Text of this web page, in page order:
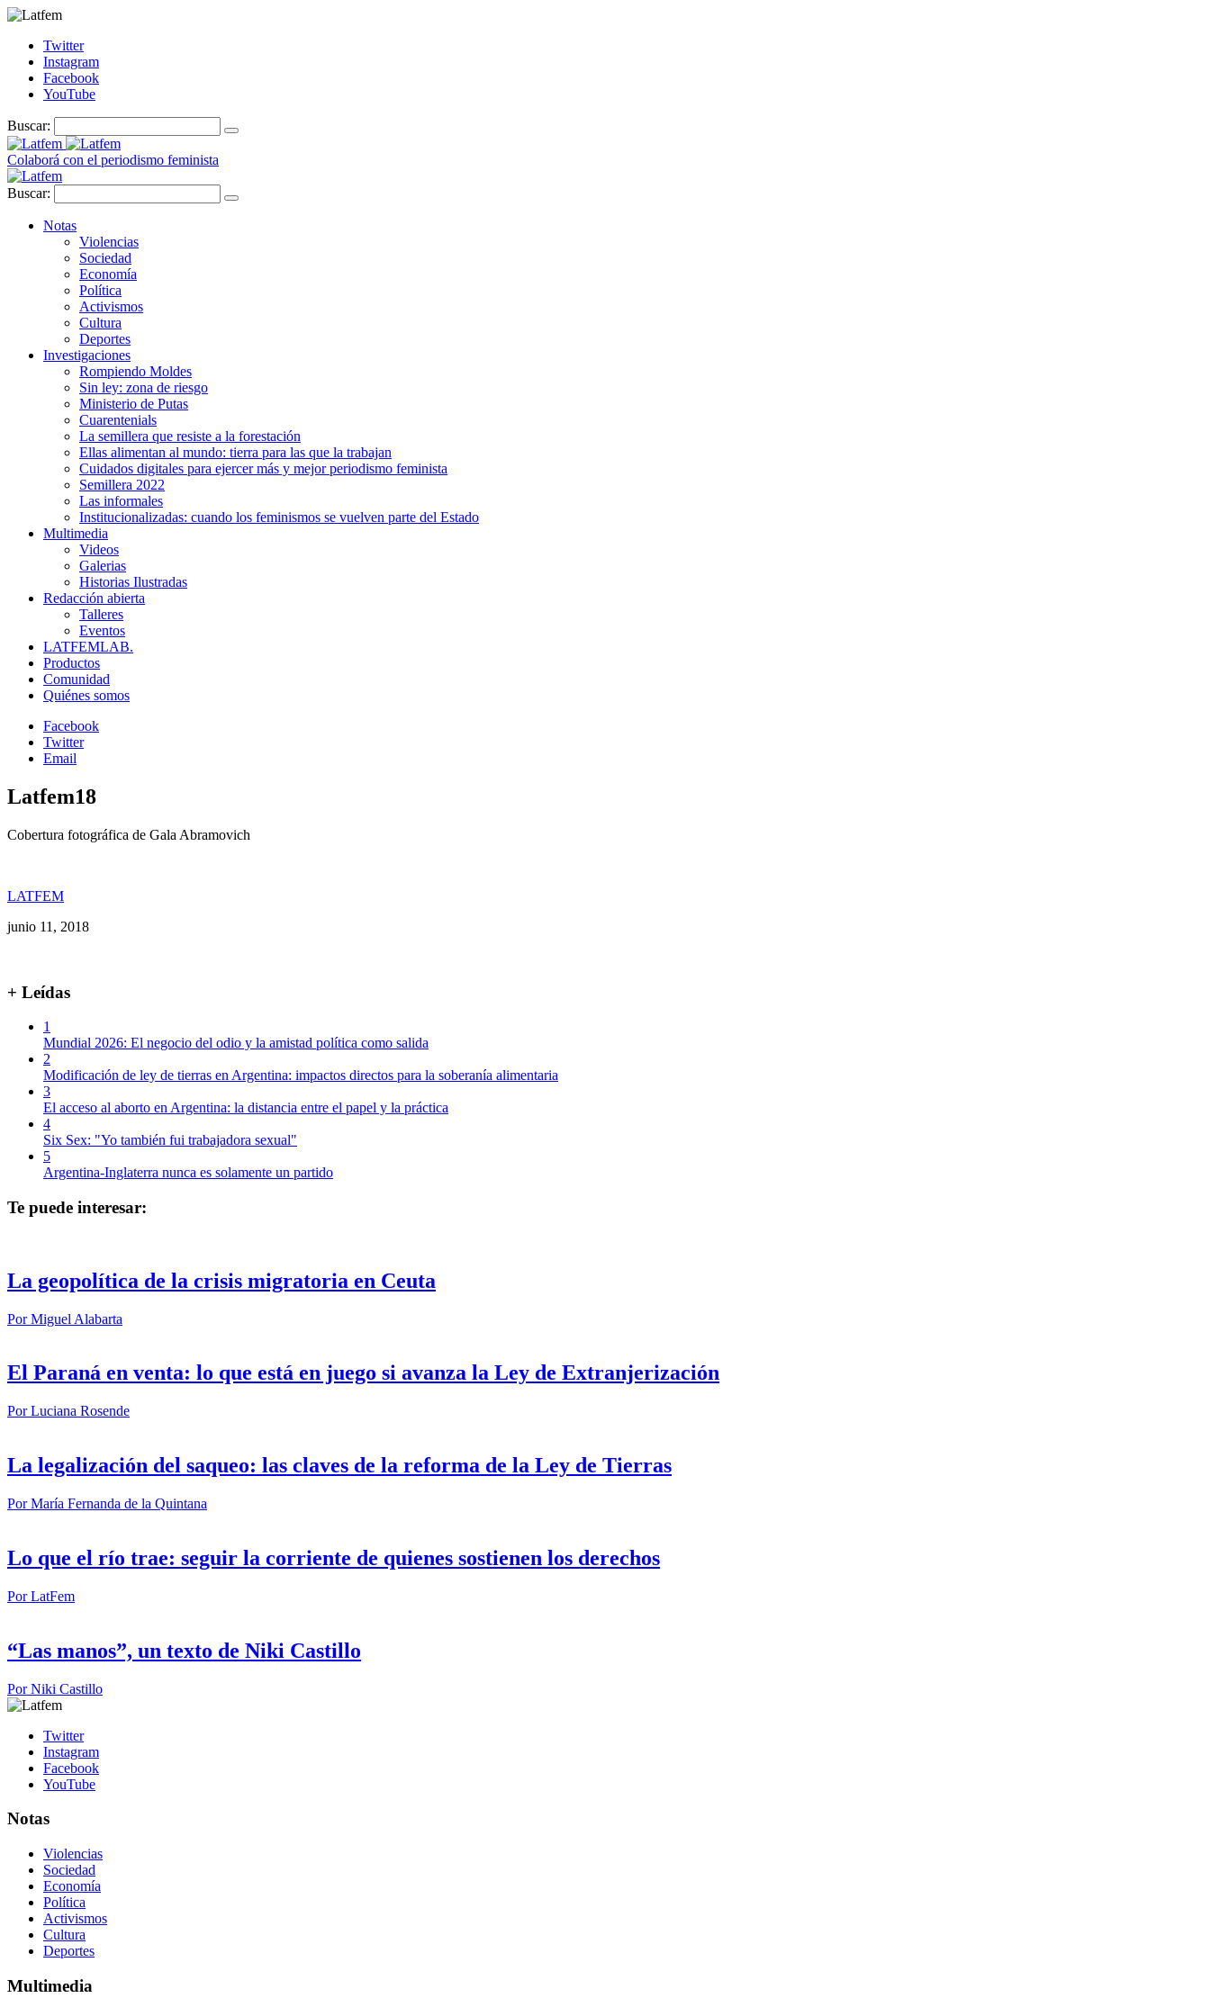
Twitter
Instagram
Facebook
YouTube
Buscar:
Colaborá con el periodismo feminista
Buscar:
Notas
Violencias
Sociedad
Economía
Política
Activismos
Cultura
Deportes
Investigaciones
Rompiendo Moldes
Sin ley: zona de riesgo
Ministerio de Putas
Cuarentenials
La semillera que resiste a la forestación
Ellas alimentan al mundo: tierra para las que la trabajan
Cuidados digitales para ejercer más y mejor periodismo feminista
Semillera 2022
Las informales
Institucionalizadas: cuando los feminismos se vuelven parte del Estado
Multimedia
Videos
Galerias
Historias Ilustradas
Redacción abierta
Talleres
Eventos
LATFEMLAB.
Productos
Comunidad
Quiénes somos
Facebook
Twitter
Email
Latfem18
Cobertura fotográfica de Gala Abramovich
LATFEM
junio 11, 2018
+ Leídas
1
Mundial 2026: El negocio del odio y la amistad política como salida
2
Modificación de ley de tierras en Argentina: impactos directos para la soberanía alimentaria
3
El acceso al aborto en Argentina: la distancia entre el papel y la práctica
4
Six Sex: "Yo también fui trabajadora sexual"
5
Argentina-Inglaterra nunca es solamente un partido
Te puede interesar:
La geopolítica de la crisis migratoria en Ceuta
PorMiguel Alabarta
El Paraná en venta: lo que está en juego si avanza la Ley de Extranjerización
PorLuciana Rosende
La legalización del saqueo: las claves de la reforma de la Ley de Tierras
PorMaría Fernanda de la Quintana
Lo que el río trae: seguir la corriente de quienes sostienen los derechos
PorLatFem
“Las manos”, un texto de Niki Castillo
PorNiki Castillo
Twitter
Instagram
Facebook
YouTube
Notas
Violencias
Sociedad
Economía
Política
Activismos
Cultura
Deportes
Multimedia